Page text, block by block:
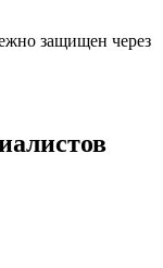
защищен через